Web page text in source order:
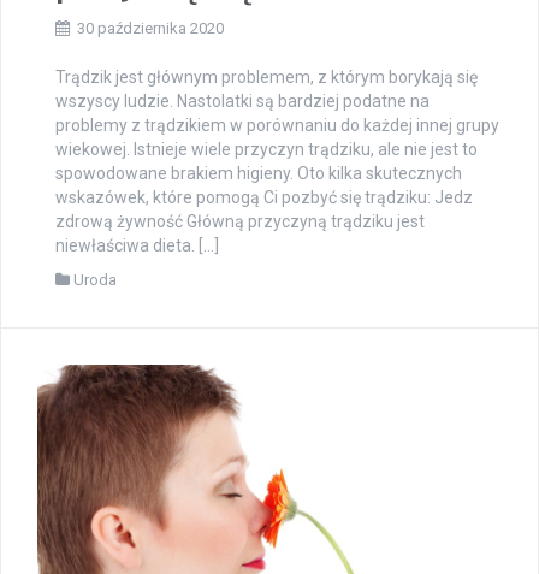
30 października 2020
Trądzik jest głównym problemem, z którym borykają się
wszyscy ludzie. Nastolatki są bardziej podatne na
problemy z trądzikiem w porównaniu do każdej innej grupy
wiekowej. Istnieje wiele przyczyn trądziku, ale nie jest to
spowodowane brakiem higieny. Oto kilka skutecznych
wskazówek, które pomogą Ci pozbyć się trądziku: Jedz
zdrową żywność Główną przyczyną trądziku jest
niewłaściwa dieta. […]
Uroda